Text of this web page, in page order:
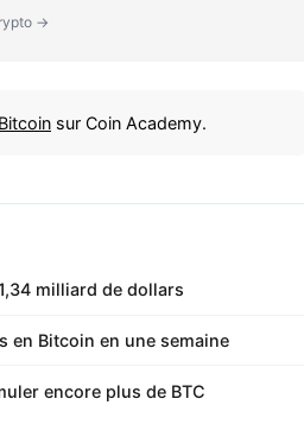
→
sur Coin Academy.
milliard de dollars
en Bitcoin en une semaine
encore plus de BTC